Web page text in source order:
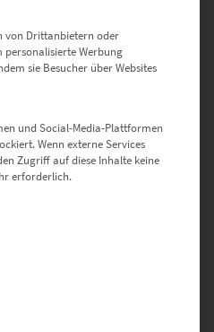
Hamburg
von Drittanbietern oder
personalisierte Werbung
sie Besucher über Websites
und Social-Media-Plattformen
Wenn externe Services
Zugriff auf diese Inhalte keine
erforderlich.